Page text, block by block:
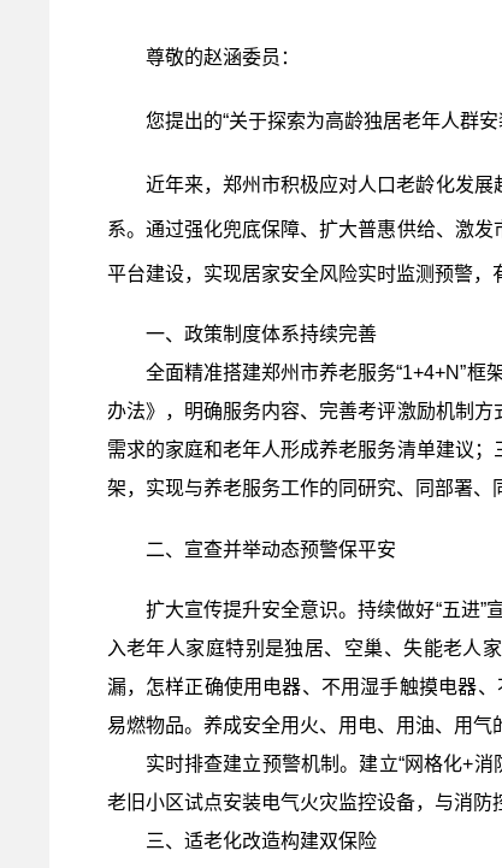
尊敬的赵涵委员：
您提出的“关于探索为高龄独居老年人群
近年来，郑州市积极应对人口老龄化发
系。通过强化兜底保障、扩大普惠供给、激
平台建设，实现居家安全风险实时监测预警，
一、政策制度体系持续完善
全面精准搭建郑州市养老服务“1+4+N”
办法》，明确服务内容、完善考评激励机制
需求的家庭和老年人形成养老服务清单建议
架，实现与养老服务工作的同研究、同部署、
二、宣查并举动态预警保平安
扩大宣传提升安全意识。持续做好“五进
入老年人家庭特别是独居、空巢、失能老人
漏，怎样正确使用电器、不用湿手触摸电器
易燃物品。养成安全用火、用电、用油、用气
实时排查建立预警机制。建立“网格化+
老旧小区试点安装电气火灾监控设备，与消防
三、适老化改造构建双保险